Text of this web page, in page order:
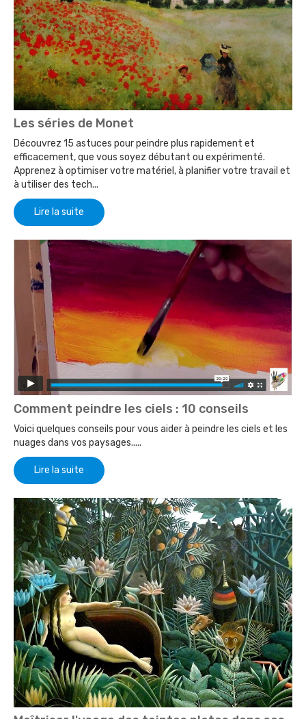
Les séries de Monet
Découvrez 15 astuces pour peindre plus rapidement et
efficacement, que vous soyez débutant ou expérimenté.
Apprenez à optimiser votre matériel, à planifier votre travail et
à utiliser des tech...
Lire la suite
Comment peindre les ciels : 10 conseils
Voici quelques conseils pour vous aider à peindre les ciels et les
nuages dans vos paysages.....
Lire la suite